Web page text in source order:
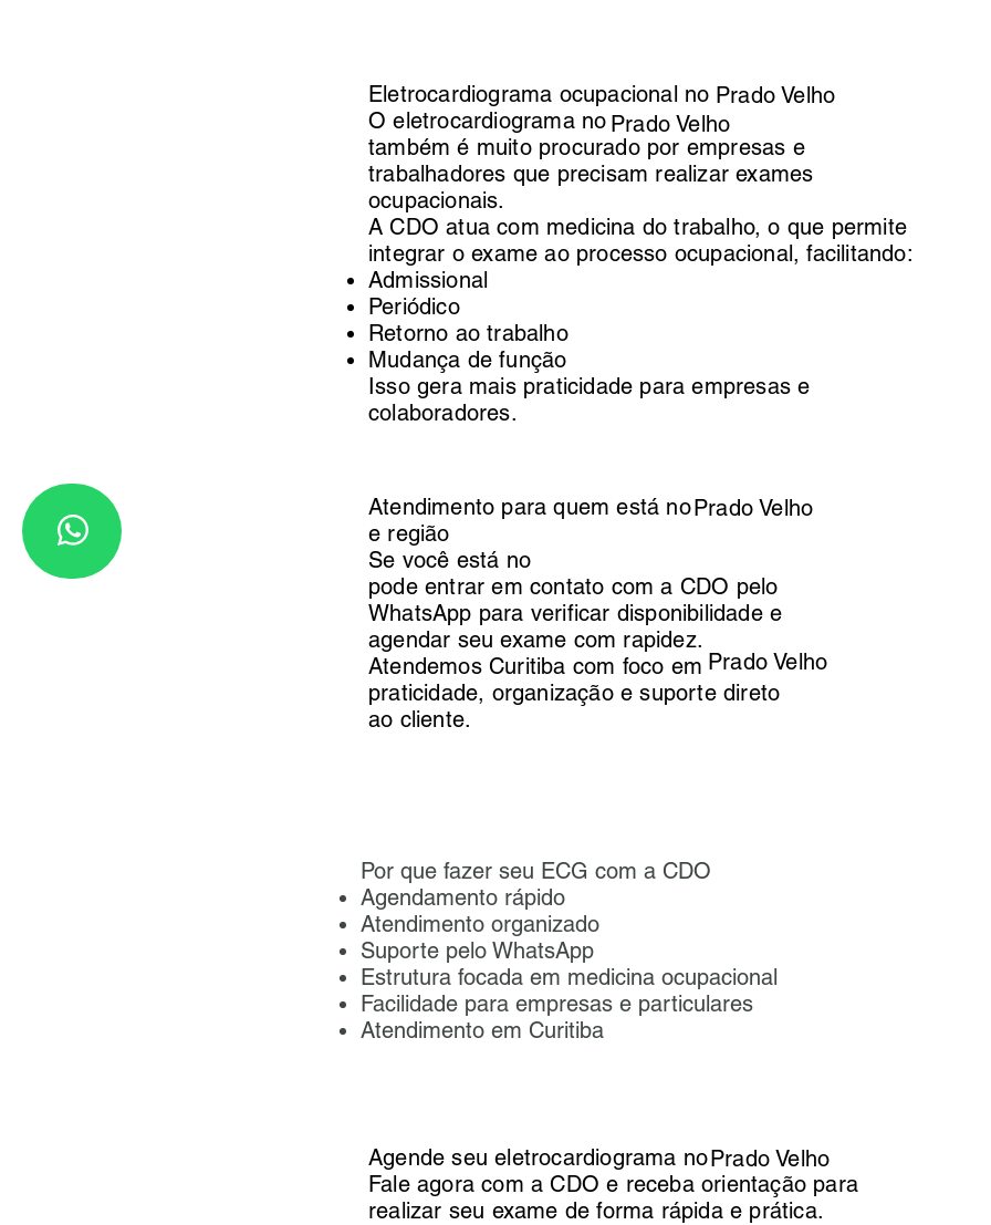
Eletrocardiograma ocupacional no
O eletrocardiograma no
também é muito procurado por empresas e
trabalhadores que precisam realizar exames
ocupacionais.
A CDO atua com medicina do trabalho, o que permite
integrar o exame ao processo ocupacional, facilitando:
Admissional
Periódico
Retorno ao trabalho
Mudança de função
Isso gera mais praticidade para empresas e
colaboradores.
Prado Velho
Prado Velho
Atendimento para quem está no
e região
Se você está no
pode entrar em contato com a CDO pelo
WhatsApp para verificar disponibilidade e
agendar seu exame com rapidez.
Atendemos Curitiba com foco em
praticidade, organização e suporte direto
ao cliente.
Prado Velho
Prado Velho
Por que fazer seu ECG com a CDO
Agendamento rápido
Atendimento organizado
Suporte pelo WhatsApp
Estrutura focada em medicina ocupacional
Facilidade para empresas e particulares
Atendimento em Curitiba
Agende seu eletrocardiograma no
Fale agora com a CDO e receba orientação para
realizar seu exame de forma rápida e prática.
Prado Velho